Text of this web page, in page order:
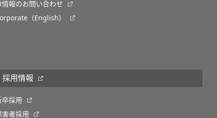
情報のお問い合わせ
（English）
採用情報
卒採用
害者採用